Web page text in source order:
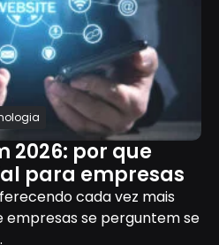
2026: por que
para empresas
cada vez mais
empresas se perguntem se